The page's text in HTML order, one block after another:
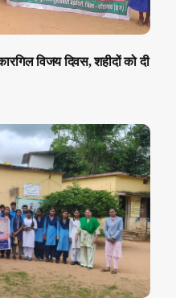
विजय दिवस, शहीदों को दी